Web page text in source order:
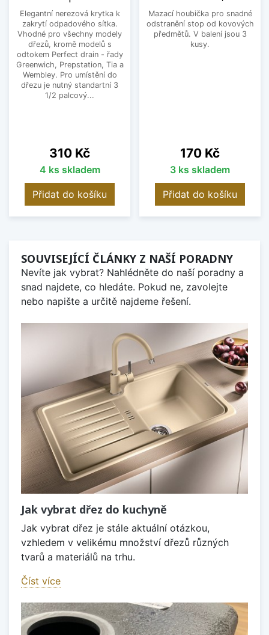
Elegantní nerezová krytka k
zakrytí odpadového sítka.
Vhodné pro všechny modely
dřezů, kromě modelů s
odtokem Perfect drain - řady
Greenwich, Prepstation, Tia a
Wembley. Pro umístění do
dřezu je nutný standartní 3
1/2 palcový...
Cena
310 Kč
4 ks skladem
Přidat do košíku
Mazací houbička pro snadné
odstranění stop od kovových
předmětů. V balení jsou 3
kusy.
Cena
170 Kč
3 ks skladem
Přidat do košíku
SOUVISEJÍCÍ ČLÁNKY Z NAŠÍ PORADNY
Nevíte jak vybrat? Nahlédněte do naší poradny a
snad najdete, co hledáte. Pokud ne, zavolejte
nebo napište a určitě najdeme řešení.
Jak vybrat dřez do kuchyně
Jak vybrat dřez je stále aktuální otázkou,
vzhledem v velikému množství dřezů různých
tvarů a materiálů na trhu.
Číst více